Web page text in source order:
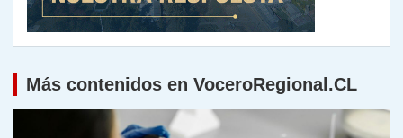
Más contenidos en VoceroRegional.CL